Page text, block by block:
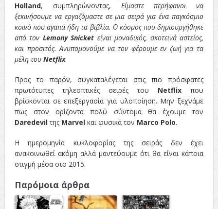
Holland, συμπληρώνοντας, Είμαστε περήφανοι να
ξεκινήσουμε να εργαζόμαστε σε μια σειρά για ένα παγκόσμιο
κοινό που αγαπά ήδη τα βιβλία. Ο κόσμος που δημιουργήθηκε
από τον Lemony Snicket είναι μοναδικός, σκοτεινά αστείος,
και προσιτός. Ανυπομονούμε να τον φέρουμε εν ζωή για τα
μέλη τουNetflix.
Προς το παρόν, συγκαταλέγεται στις πιο πρόσφατες
πρωτότυπες τηλεοπτικές σειρές του Netflix που
βρίσκονται σε επεξεργασία για υλοποίηση. Μην ξεχνάμε
πως στον ορίζοντα πολύ σύντομα θα έχουμε τον
DaredevilτηςMarvelκαι φυσικά τον Marco Polo.
Η ημερομηνία κυκλοφορίας της σειράς δεν έχει
ανακοινωθεί ακόμη αλλά μαντεύουμε ότι θα είναι κάποια
στιγμή μέσα στο 2015.
Παρόμοια άρθρα